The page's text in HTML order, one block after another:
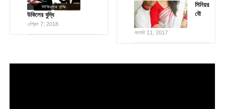
উকিলের বুদ্ধি
এপ্রিল 7, 2018
সিনিয়র
বৌ
আগস্ট 11, 2017